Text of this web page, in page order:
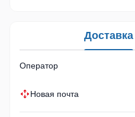
Доставка
Оператор
Новая почта